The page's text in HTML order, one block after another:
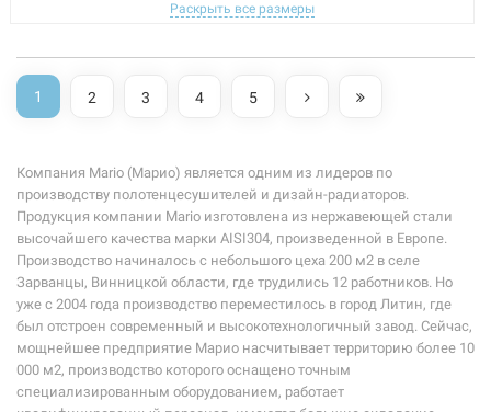
Раскрыть все размеры
1 2 3 4 5
Компания Mario (Марио) является одним из лидеров по
производству полотенцесушителей и дизайн-радиаторов.
Продукция компании Mario изготовлена из нержавеющей стали
высочайшего качества марки AISI304, произведенной в Европе.
Производство начиналось с небольшого цеха 200 м2 в селе
Зарванцы, Винницкой области, где трудились 12 работников. Но
уже с 2004 года производство переместилось в город Литин, где
был отстроен современный и высокотехнологичный завод. Сейчас,
мощнейшее предприятие Марио насчитывает территорию более 10
000 м2, производство которого оснащено точным
специализированным оборудованием, работает